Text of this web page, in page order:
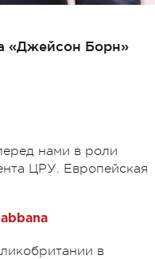
«Джейсон Борн»
нами в роли
ЦРУ. Европейская
в